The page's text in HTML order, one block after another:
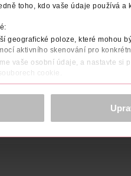
toho, kdo vaše údaje používá a
geografické poloze, které mohou
aktivního skenování pro
vaše osobní údaje, a nastavte si
cookie.
a reklam, funkcí sociálních
osobních údajů.
<
pomocí organického
vláken z udržitelných zdrojů
pH pokožky
z organizace Skin Health
lépe než vodou
domů“ nebo „Osobní odběr“.